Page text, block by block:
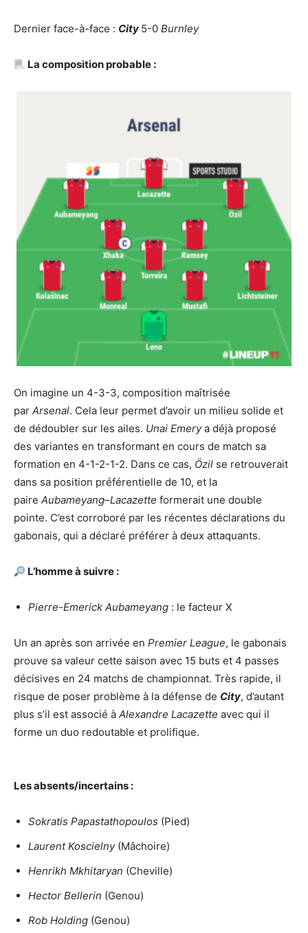
Dernier face-à-face : City 5-0 Burnley
La composition probable :
On imagine un 4-3-3, composition maîtrisée
par Arsenal. Cela leur permet d’avoir un milieu solide et
de dédoubler sur les ailes. Unai Emerya déjà proposé
des variantes en transformant en cours de match sa
formation en 4-1-2-1-2. Dans ce cas, Özil se retrouverait
dans sa position préférentielle de 10, et la
paire Aubameyang–Lacazette formerait une double
pointe. C’est corroboré par les récentes déclarations du
gabonais, qui a déclaré préférer à deux attaquants.
L’homme à suivre :
Pierre-Emerick Aubameyang : le facteur X
Un an après son arrivée en Premier League, le gabonais
prouve sa valeur cette saison avec 15 buts et 4 passes
décisives en 24 matchs de championnat. Très rapide, il
risque de poser problème à la défense de City, d’autant
plus s’il est associé à Alexandre Lacazette avec qui il
forme un duo redoutable et prolifique.
Les absents/incertains :
Sokratis Papastathopoulos (Pied)
Laurent Koscielny (Mâchoire)
Henrikh Mkhitaryan (Cheville)
Hector Bellerin (Genou)
Rob Holding (Genou)